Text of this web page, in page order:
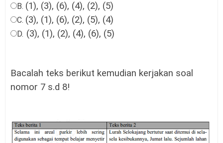
B. (1), (3), (6), (4), (2), (5)
C. (3), (1), (6), (2), (5), (4)
D. (3), (1), (2), (4), (6), (5)
Bacalah teks berikut kemudian kerjakan soal
nomor 7 s.d 8!